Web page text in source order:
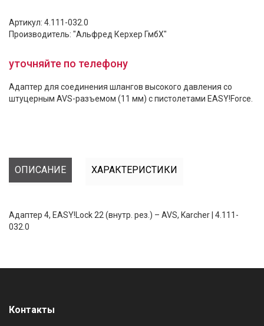
Артикул: 4.111-032.0
Производитель: "Альфред Керхер ГмбХ"
уточняйте по телефону
Адаптер для соединения шлангов высокого давления со
штуцерным AVS-разъемом (11 мм) с пистолетами EASY!Force.
ОПИСАНИЕ ХАРАКТЕРИСТИКИ
Адаптер 4, EASY!Lock 22 (внутр. рез.) – AVS, Karcher | 4.111-
032.0
Контакты